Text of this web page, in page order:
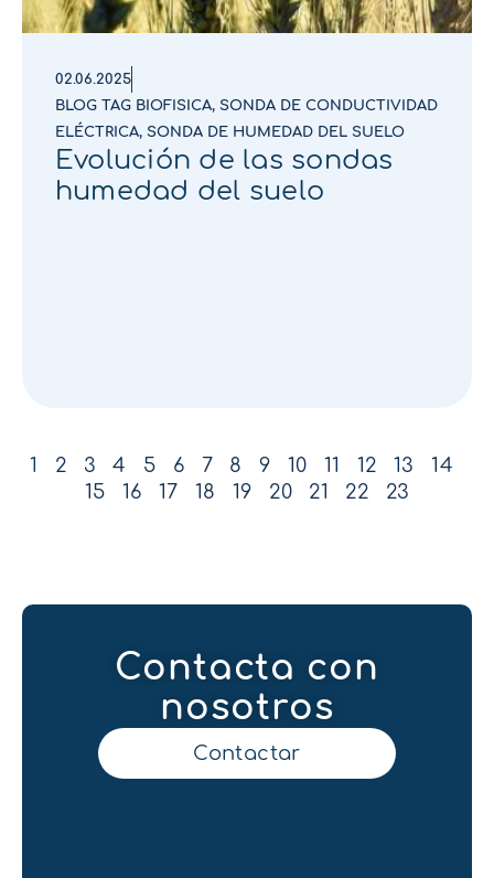
02.06.2025
BLOG TAG BIOFISICA, SONDA DE CONDUCTIVIDAD
ELÉCTRICA, SONDA DE HUMEDAD DEL SUELO
Evolución de las sondas
humedad del suelo
1 2 3 4 5 6 7 8 9 10 11 12 13
14
15
16 17 18 19 20 21 22 23
Contacta con
nosotros
Contactar